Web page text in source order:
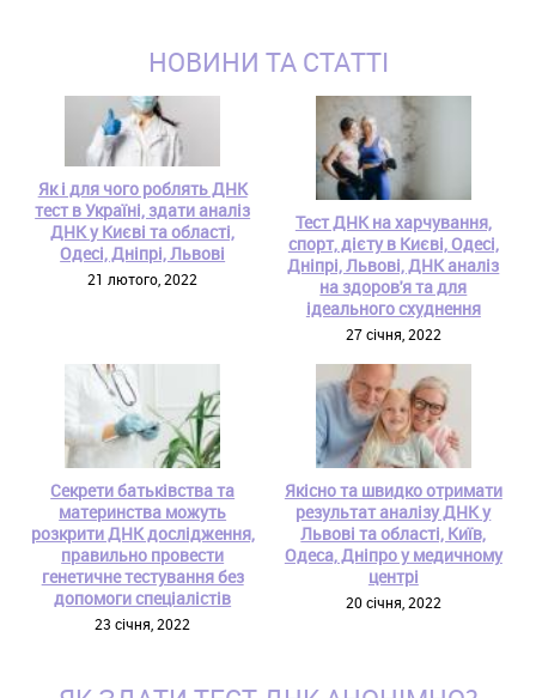
НОВИНИ ТА СТАТТІ
Як і для чого роблять ДНК
тест в Україні, здати аналіз
ДНК у Києві та області,
Одесі, Дніпрі, Львові
21 лютого, 2022
Тест ДНК на харчування,
спорт, дієту в Києві, Одесі,
Дніпрі, Львові, ДНК аналіз
на здоров'я та для
ідеального схуднення
27 січня, 2022
Секрети батьківства та
материнства можуть
розкрити ДНК дослідження,
правильно провести
генетичне тестування без
допомоги спеціалістів
23 січня, 2022
Якісно та швидко отримати
результат аналізу ДНК у
Львові та області, Київ,
Одеса, Дніпро у медичному
центрі
20 січня, 2022